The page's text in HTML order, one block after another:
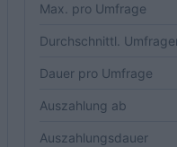
Max. pro Umfrage
Durchschnittl.
Dauer pro Umfrage
Auszahlung ab
Auszahlungsdauer